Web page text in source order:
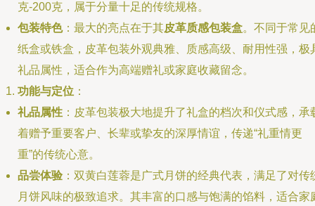
克-200克，属于分量十足的传统规格。
包装特色：最大的亮点在于其皮革质感包装盒。不同于常见
纸盒或铁盒，皮革包装外观典雅、质感高级、耐用性强，极
礼品属性，适合作为高端赠礼或家庭收藏留念。
功能与定位 ：
礼品属性 ：皮革包装极大地提升了礼盒的档次和仪式感，承
着赠予重要客户、长辈或挚友的深厚情谊，传递“礼重情更
重”的传统心意。
品尝体验 ：双黄白莲蓉是广式月饼的经典代表，满足了对传
月饼风味的极致追求。其丰富的口感与饱满的馅料，适合家